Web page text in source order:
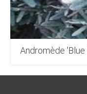
Andromède 'Blue